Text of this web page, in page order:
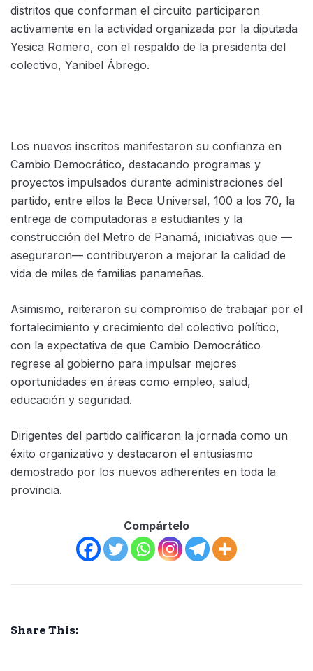
distritos que conforman el circuito participaron
activamente en la actividad organizada por la diputada
Yesica Romero, con el respaldo de la presidenta del
colectivo, Yanibel Ábrego.
Los nuevos inscritos manifestaron su confianza en
Cambio Democrático, destacando programas y
proyectos impulsados durante administraciones del
partido, entre ellos la Beca Universal, 100 a los 70, la
entrega de computadoras a estudiantes y la
construcción del Metro de Panamá, iniciativas que —
aseguraron— contribuyeron a mejorar la calidad de
vida de miles de familias panameñas.
Asimismo, reiteraron su compromiso de trabajar por el
fortalecimiento y crecimiento del colectivo político,
con la expectativa de que Cambio Democrático
regrese al gobierno para impulsar mejores
oportunidades en áreas como empleo, salud,
educación y seguridad.
Dirigentes del partido calificaron la jornada como un
éxito organizativo y destacaron el entusiasmo
demostrado por los nuevos adherentes en toda la
provincia.
Compártelo
Share This: